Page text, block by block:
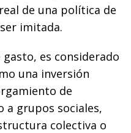
de una política de
imitada.
es considerado
una inversión
de
a grupos sociales,
colectiva o